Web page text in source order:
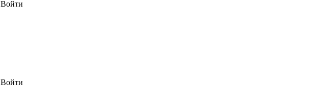
Войти
Войти